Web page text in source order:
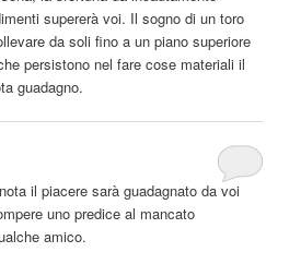
supererà voi. Il sogno di un toro
da soli fino a un piano superiore
persistono nel fare cose materiali il
guadagno.
il piacere sarà guadagnato da voi
uno predice al mancato
amico.